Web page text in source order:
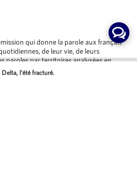
qui donne la parole aux français
de leur vie, de leurs
paroles par territoires analysées en
sociologues, anthropologues etc...
Delta, l'été fracturé.